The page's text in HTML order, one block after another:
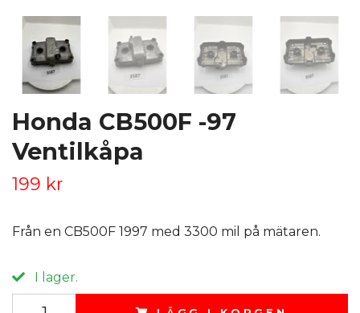
Honda CB500F -97
Ventilkåpa
199 kr
Från en CB500F 1997 med 3300 mil på mätaren.
I lager.